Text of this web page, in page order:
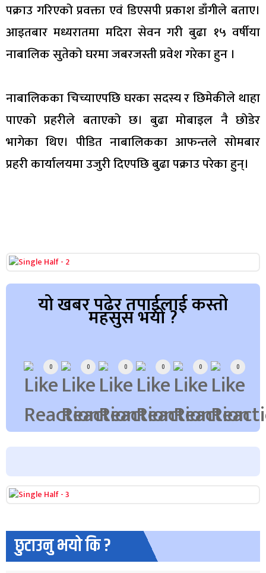
पक्राउ गरिएको प्रवक्ता एवं डिएसपी प्रकाश डाँगीले बताए।
आइतबार मध्यरातमा मदिरा सेवन गरी बुढा १५ वर्षीया
नाबालिक सुतेको घरमा जबरजस्ती प्रवेश गरेका हुन ।
नाबालिकका चिच्याएपछि घरका सदस्य र छिमेकीले थाहा
पाएको प्रहरीले बताएको छ। बुढा मोबाइल नै छोडेर
भागेका थिए। पीडित नाबालिकका आफन्तले सोमबार
प्रहरी कार्यालयमा उजुरी दिएपछि बुढा पक्राउ परेका हुन्।
यो खबर पढेर तपाईलाई कस्तो
महसुस भयो ?
0 0 0 0 0 0
छुटाउनु भयो कि ?